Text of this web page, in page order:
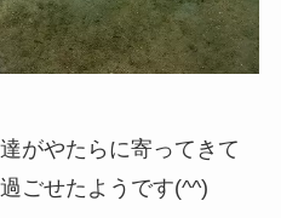
がやたらに寄ってきて
ごせたようです(^^)